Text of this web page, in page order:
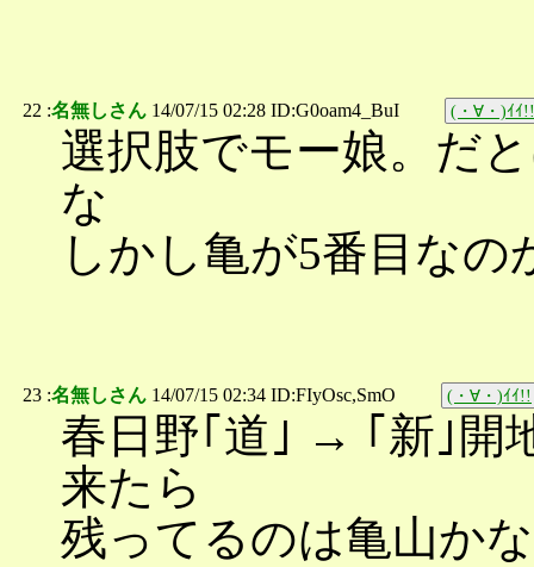
22 :名無しさん 14/07/15 02:28 ID:G0oam4_BuI (・∀・)ｲｲ!!
選択肢でモー娘。だ
な
しかし亀が5番目なの
23 :名無しさん 14/07/15 02:34 ID:FIyOsc,SmO (・∀・)ｲｲ!!
春日野｢道｣ → ｢新｣開
来たら
残ってるのは亀山か